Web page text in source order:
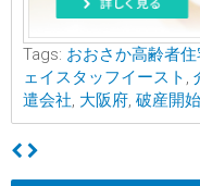
Tags: おおさか高齢者
ェイスタッフイースト ,
遣会社, 大阪府, 破産開